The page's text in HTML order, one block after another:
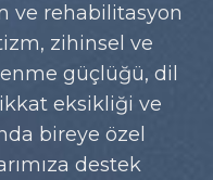
ve rehabilitasyon
zihinsel ve
güçlüğü, dil
eksikliği ve
bireye özel
destek